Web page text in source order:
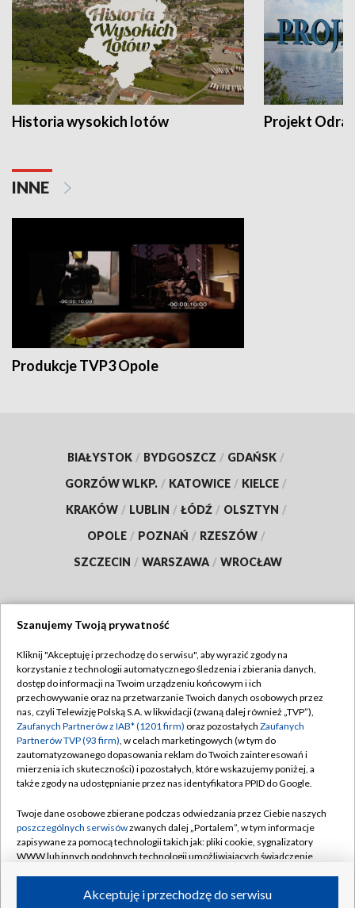
Historia wysokich lotów Projekt Odra
INNE
Produkcje TVP3 Opole
BIAŁYSTOK / BYDGOSZCZ / GDAŃSK /
GORZÓW WLKP. / KATOWICE / KIELCE /
KRAKÓW / LUBLIN / ŁÓDŹ / OLSZTYN /
OPOLE / POZNAŃ / RZESZÓW /
SZCZECIN / WARSZAWA / WROCŁAW
TVP
Abonament TVP
Emisja w TVP
Centrum informacji TVP
Naziemna Telewizja Cyfrowa
Rada Programowa
System NOS
Informacje o nadawcy
Program dla prasy
Regulamin TVP
Polityka prywatności
Moje zgody
Pomoc
Kontakt
Kanały
Szanujemy Twoją prywatność
Kliknij "Akceptuję i przechodzę do serwisu", aby wyrazić zgody na
korzystanie z technologii automatycznego śledzenia i zbierania danych,
dostęp do informacji na Twoim urządzeniu końcowym i ich
przechowywanie oraz na przetwarzanie Twoich danych osobowych przez
nas, czyli Telewizję Polską S.A. w likwidacji (zwaną dalej również „TVP”),
Zaufanych Partnerów z IAB* (1201 firm) oraz pozostałych Zaufanych
Partnerów TVP (93 firm), w celach marketingowych (w tym do
zautomatyzowanego dopasowania reklam do Twoich zainteresowań i
mierzenia ich skuteczności) i pozostałych, które wskazujemy poniżej, a
także zgody na udostępnianie przez nas identyfikatora PPID do Google.
Twoje dane osobowe zbierane podczas odwiedzania przez Ciebie naszych
poszczególnych serwisówzwanych dalej „Portalem”, w tym informacje
zapisywane za pomocą technologii takich jak: pliki cookie, sygnalizatory
WWW lub innych podobnych technologii umożliwiających świadczenie
ruchu w Internecie.Akceptuję i przechodzę do serwisu